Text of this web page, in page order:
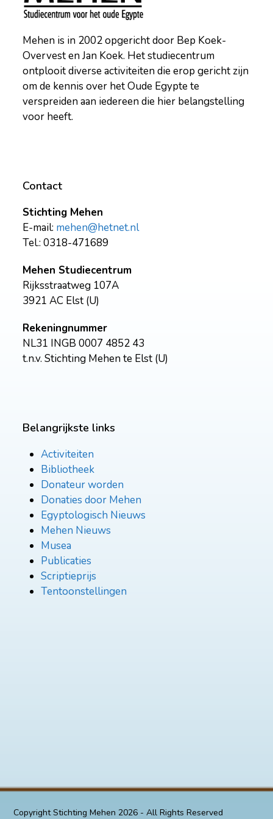
Mehen is in 2002 opgericht door Bep Koek-
Overvest en Jan Koek. Het studiecentrum
ontplooit diverse activiteiten die erop gericht zijn
om de kennis over het Oude Egypte te
verspreiden aan iedereen die hier belangstelling
voor heeft.
Contact
Stichting Mehen
E-mail: mehen@hetnet.nl
Tel.: 0318-471689
Mehen Studiecentrum
Rijksstraatweg 107A
3921 AC Elst (U)
Rekeningnummer
NL31 INGB 0007 4852 43
t.n.v. Stichting Mehen te Elst (U)
Belangrijkste links
Activiteiten
Bibliotheek
Donateur worden
Donaties door Mehen
Egyptologisch Nieuws
Mehen Nieuws
Musea
Publicaties
Scriptieprijs
Tentoonstellingen
CopyrightStichting Mehen 2026 - All Rights Reserved